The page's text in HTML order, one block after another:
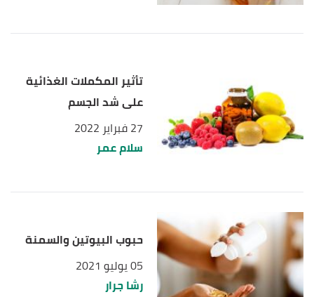
تأثير المكملات الغذائية
على شد الجسم
27 فبراير 2022
سلام عمر
حبوب البيوتين والسمنة
05 يوليو 2021
رشا جرار